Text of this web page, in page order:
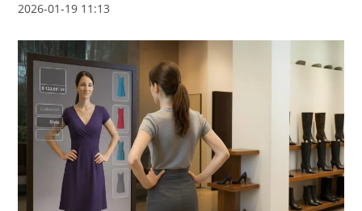
2026-01-19 11:13